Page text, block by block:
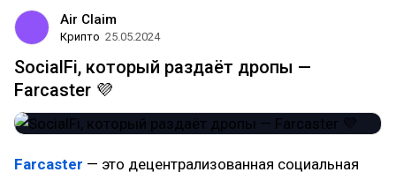
Air Claim
Крипто 25.05.2024
SocialFi, который раздаёт дропы —
Farcaster 💜
Farcaster — это децентрализованная социальная